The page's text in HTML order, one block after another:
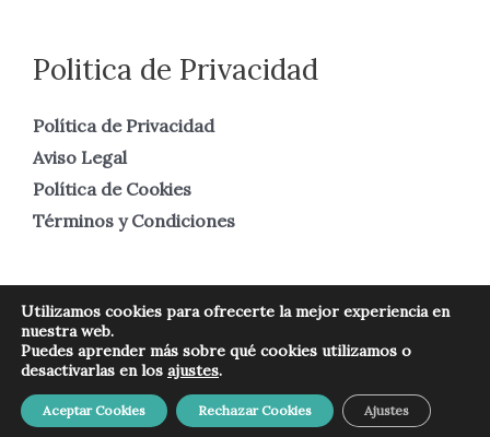
Politica de Privacidad
Política de Privacidad
Aviso Legal
Política de Cookies
Términos y Condiciones
Copyright © 2026 Numismática Real
Utilizamos cookies para ofrecerte la mejor experiencia en
nuestra web.
Puedes aprender más sobre qué cookies utilizamos o
desactivarlas en los ajustes.
Aceptar Cookies Rechazar Cookies Ajustes